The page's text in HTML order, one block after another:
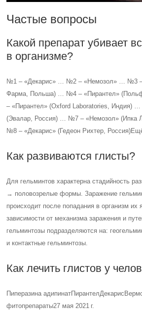
Частые вопросы
Какой препарат убивает
в организме?
№1 – «Декарис» … №2 – «Немозол» … №3 –
Фарма, Польша) … №4 – «Пирантел»
– «Пирантел» (Oxford Laboratories, Индия)
(Эвалар, Россия) … №7 – «Немозол» (Ипка
№8 – «Декарис» (Гедеон Рихтер,
Как развиваются глисты?
Для гельминтов характерна стадийность
→ половозрелые формы. Заражение
происходит после попадания в организм их
зависимости от механизма заражения и
гельминтозы подразделяются на:
и контактные гельминтозы.
Как лечить глистов у
Пиперазина
фитопрепараты27 мая 2021 г.